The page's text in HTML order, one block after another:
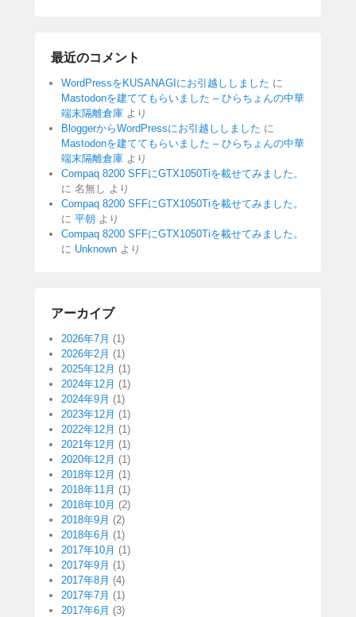
最近のコメント
WordPressをKUSANAGIにお引越ししました に
Mastodonを建ててもらいました – ひらちょんの中華
端末隔離倉庫 より
BloggerからWordPressにお引越ししました に
Mastodonを建ててもらいました – ひらちょんの中華
端末隔離倉庫 より
Compaq 8200 SFFにGTX1050Tiを載せてみました。
に 名無し より
Compaq 8200 SFFにGTX1050Tiを載せてみました。
に 平朝 より
Compaq 8200 SFFにGTX1050Tiを載せてみました。
に Unknown より
アーカイブ
2026年7月 (1)
2026年2月 (1)
2025年12月 (1)
2024年12月 (1)
2024年9月 (1)
2023年12月 (1)
2022年12月 (1)
2021年12月 (1)
2020年12月 (1)
2018年12月 (1)
2018年11月 (1)
2018年10月 (2)
2018年9月 (2)
2018年6月 (1)
2017年10月 (1)
2017年9月 (1)
2017年8月 (4)
2017年7月 (1)
2017年6月 (3)